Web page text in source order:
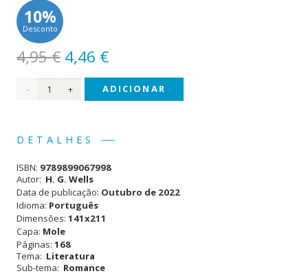
10%
Desconto
4,95€ O
preço
original
4,95 €.
4,46 €O
preço
atual
Quantidade
Dr.
Moreau
ADICIONAR
DETALHES
ISBN: 9789899067998
Autor: H. G. Wells
Data de publicação: Outubro de 2022
Idioma: Português
Dimensões: 141x211
Capa: Mole
Páginas: 168
Tema: Literatura
Sub-tema: Romance